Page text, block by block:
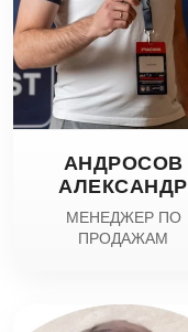
АНДРОСОВ
АЛЕКСАНДР
МЕНЕДЖЕР ПО
ПРОДАЖАМ